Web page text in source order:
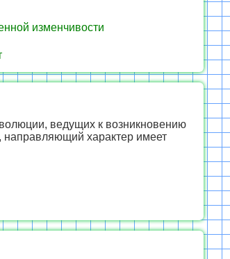
изменчивости
ведущих к возникновению
направляющий характер имеет